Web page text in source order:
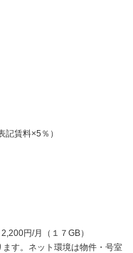
記賃料×5％）
円/月（１７GB）
す。ネット環境は物件・号室